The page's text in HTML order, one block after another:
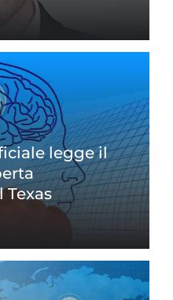
legge il
Texas